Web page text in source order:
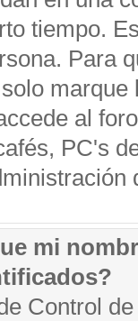
tiempo.
Para
al
PC's
mi
Control